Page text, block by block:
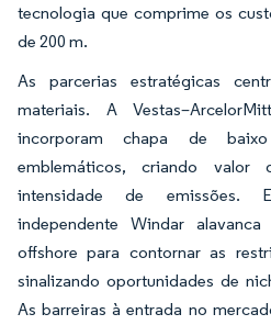
tecnologia que comprime os
de 200 m.
As parcerias estratégicas
materiais. A
incorporam chapa de
emblemáticos, criando
intensidade de emissões.
independente Windar
offshore para contornar as
sinalizando oportunidades de
As barreiras à entrada no